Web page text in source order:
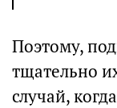
Поэтому,
тщательно
случай,